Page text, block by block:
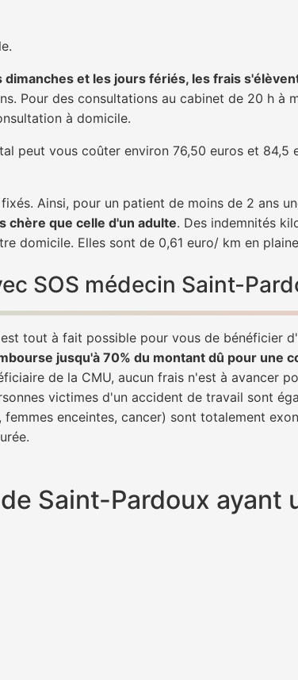
et les jours fériés, les frais
Pour des consultations au cabinet de 20 h à
à domicile.
peut vous coûter environ 76,50 euros et 84,5
Ainsi, pour un patient de moins de 2 ans
chère que celle d'un adulte. Des indemnités
domicile. Elles sont de 0,61 euro/ km en
SOS médecin Saint-
tout à fait possible pour vous de bénéficier
jusqu'à 70% du montant dû pour une
de la CMU, aucun frais n'est à avancer
victimes d'un accident de travail sont
enceintes, cancer) sont totalement
Saint-Pardoux ayant